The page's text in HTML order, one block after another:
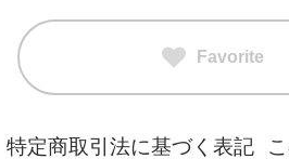
Favorite
特定商取引法に基づく表記